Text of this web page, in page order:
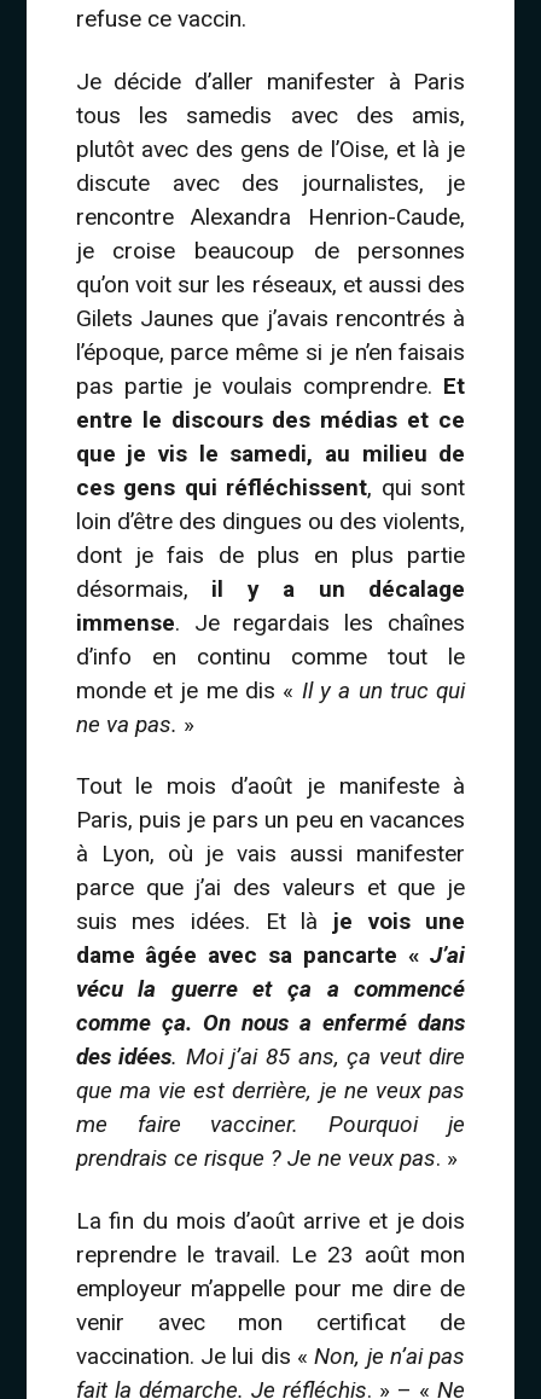
refuse ce vaccin.
Je décide d’aller manifester à Paris
tous les samedis avec des amis,
plutôt avec des gens de l’Oise, et là je
discute avec des journalistes, je
rencontre Alexandra Henrion-Caude,
je croise beaucoup de personnes
qu’on voit sur les réseaux, et aussi des
Gilets Jaunes que j’avais rencontrés à
l’époque, parce même si je n’en faisais
pas partie je voulais comprendre. Et
entre le discours des médias et ce
que je vis le samedi, au milieu de
ces gens qui réfléchissent, qui sont
loin d’être des dingues ou des violents,
dont je fais de plus en plus partie
désormais, il y a un décalage
immense. Je regardais les chaînes
d’info en continu comme tout le
monde et je me dis « Il y a un truc qui
ne va pas. »
Tout le mois d’août je manifeste à
Paris, puis je pars un peu en vacances
à Lyon, où je vais aussi manifester
parce que j’ai des valeurs et que je
suis mes idées. Et là je vois une
dame âgée avec sa pancarte «J’ai
vécu la guerre et ça a commencé
comme ça. On nous a enfermé dans
des idées. Moi j’ai 85 ans, ça veut dire
que ma vie est derrière, je ne veux pas
me faire vacciner. Pourquoi je
prendrais ce risque ? Je ne veux pas. »
La fin du mois d’août arrive et je dois
reprendre le travail. Le 23 août mon
employeur m’appelle pour me dire de
venir avec mon certificat de
vaccination. Je lui dis «Non, je n’ai pas
fait la démarche. Je réfléchis. » – «Ne